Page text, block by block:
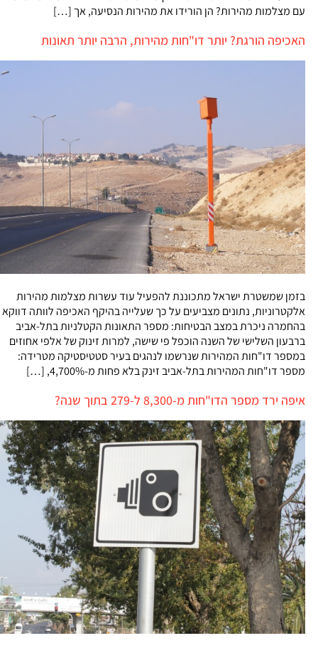
עם מצלמות מהירות? הן הורידו את מהירות הנסיעה, אך […]
האכיפה הורגת? יותר דו"חות מהירות, הרבה יותר תאונות
בזמן שמשטרת ישראל מתכוננת להפעיל עוד עשרות מצלמות מהירות
אלקטרוניות, נתונים מצביעים על כך שעלייה בהיקף האכיפה לוותה דווקא
בהחמרה ניכרת במצב הבטיחות: מספר התאונות הקטלניות בתל-אביב
ברבעון השלישי של השנה הוכפל פי שישה, למרות זינוק של אלפי אחוזים
במספר דו"חות המהירות שנרשמו לנהגים בעיר סטטיסטיקה מטרידה:
מספר דו"חות המהירות בתל-אביב זינק בלא פחות מ-4,700%, […]
איפה ירד מספר הדו"חות מ-8,300 ל-279 בתוך שנה?